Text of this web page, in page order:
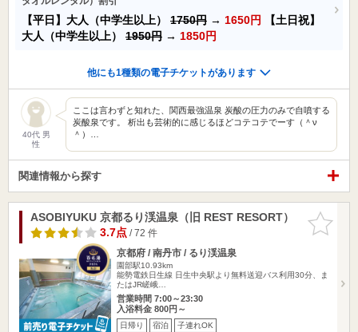
【平日】大人（中学生以上） 1750円 → 1650円
【土日祝】
大人（中学生以上） 1950円 → 1850円
他にも1種類の電子チケットがあります
40代 男
性
ここは言わずと知れた、関西最強温泉 炭酸の圧力のみで自噴する
炭酸泉です。 析出も芸術的に感じるほどコテコテでーす（＾ν
＾）…
関連情報から探す
お気に入
りに追加
ASOBIYUKU 京都るり渓温泉（旧 REST RESORT）
3.7点/ 72 件
京都府 / 南丹市 / るり渓温泉
園部駅10.93km
能勢電鉄日生線 日生中央駅より無料送迎バス利用30分、ま
たはJR嵯峨…
営業時間 7:00～23:30
入浴料金 800円～
日帰り 宿泊 子連れOK